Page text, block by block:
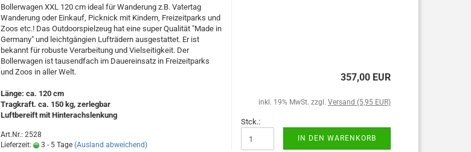
Bollerwagen XXL 120 cm ideal für Wanderung z.B. Vatertag
Wanderung oder Einkauf, Picknick mit Kindern, Freizeitparks und
Zoos etc.! Das Outdoorspielzeug hat eine super Qualität "Made in
Germany" und leichtgängien Lufträdern ausgestattet. Er ist
bekannt für robuste Verarbeitung und Vielseitigkeit. Der
Bollerwagen ist tausendfach im Dauereinsatz in Freizeitparks
und Zoos in aller Welt.
Länge: ca. 120 cm
Tragkraft. ca. 150 kg, zerlegbar
Luftbereift mit Hinterachslenkung
Art.Nr.: 2528
Lieferzeit:
3 - 5 Tage (Ausland abweichend)
357,00 EUR
inkl. 19% MwSt. zzgl. Versand (5,95 EUR)
Stck.:
IN DEN WARENKORB